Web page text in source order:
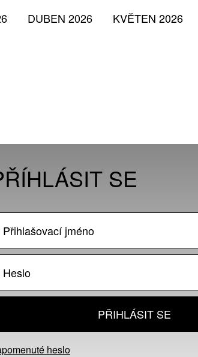
KVĚTEN 2026
DUBEN 2026
SE
PŘIHLÁSIT SE
heslo